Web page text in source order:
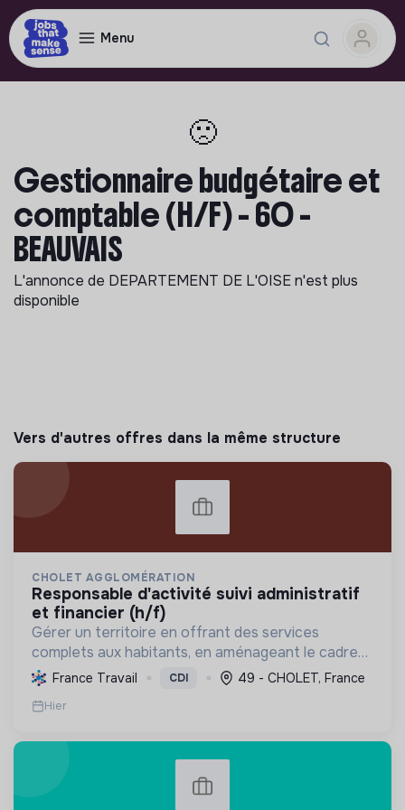
Menu
🙁
Gestionnaire budgétaire et
comptable (H/F) - 60 -
BEAUVAIS
L'annonce de DEPARTEMENT DE L'OISEn'est plus
disponible
Vers d'autres offres dans la même structure
CHOLET AGGLOMÉRATION
responsable d'activité suivi administratif
et financier (h/f)
Gérer un territoire en offrant des services
complets aux habitants, en aménageant le cadre
de vie et en promouvant une transition écologique
et sociale durable, via des politiques ambitieuses.
France Travail CDI 49 - CHOLET, France
Hier